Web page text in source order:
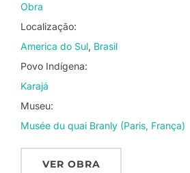
Obra
Localização:
America do Sul Brasil
Povo Indígena:
Karajá
Museu:
Musée du quai Branly (Paris, França)
VER OBRA